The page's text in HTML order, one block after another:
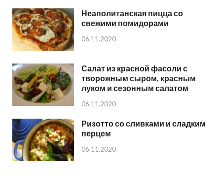
Неаполитанская пицца со
свежими помидорами
06.11.2020
Салат из красной фасоли с
творожным сыром, красным
луком и сезонным салатом
06.11.2020
Ризотто со сливками и сладким
перцем
06.11.2020